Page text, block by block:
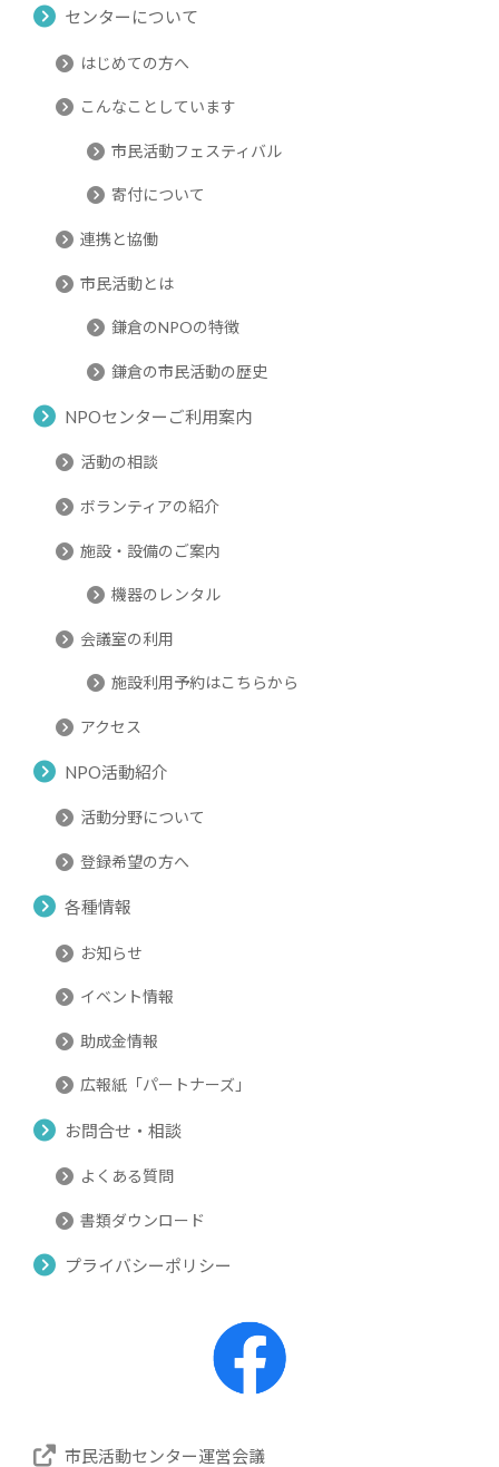
センターについて
はじめての方へ
こんなことしています
市民活動フェスティバル
寄付について
連携と協働
市民活動とは
鎌倉のNPOの特徴
鎌倉の市民活動の歴史
NPOセンターご利用案内
活動の相談
ボランティアの紹介
施設・設備のご案内
機器のレンタル
会議室の利用
施設利用予約はこちらから
アクセス
NPO活動紹介
活動分野について
登録希望の方へ
各種情報
お知らせ
イベント情報
助成金情報
広報紙「パートナーズ」
お問合せ・相談
よくある質問
書類ダウンロード
プライバシーポリシー
市民活動センター運営会議